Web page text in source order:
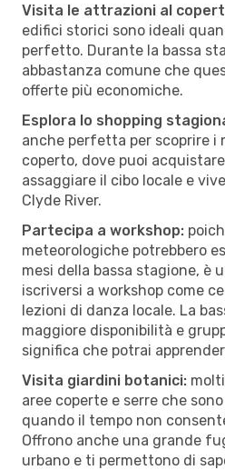
Visita le attrazioni al
edifici storici sono ideali
perfetto. Durante la bassa
abbastanza comune che
offerte più economiche.
Esplora lo shopping
anche perfetta per scoprire i
coperto, dove puoi
assaggiare il cibo locale e
Clyde River.
Partecipa a workshop:
meteorologiche potrebbero
mesi della bassa stagione, è
iscriversi a workshop come
lezioni di danza locale. La
maggiore disponibilità e
significa che potrai
Visita giardini botanici:
aree coperte e serre che
quando il tempo non
Offrono anche una grande
urbano e ti permettono di